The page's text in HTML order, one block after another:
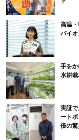
高温・
バイ
手を
水耕
実証
ート
倍の